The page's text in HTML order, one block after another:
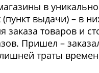
в
выдачи) – в
заказа товаров и
Пришел –
траты